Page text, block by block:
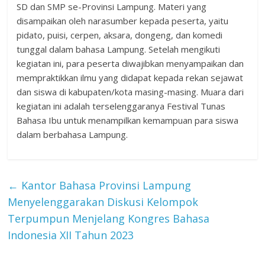
SD dan SMP se-Provinsi Lampung. Materi yang
disampaikan oleh narasumber kepada peserta, yaitu
pidato, puisi, cerpen, aksara, dongeng, dan komedi
tunggal dalam bahasa Lampung. Setelah mengikuti
kegiatan ini, para peserta diwajibkan menyampaikan dan
mempraktikkan ilmu yang didapat kepada rekan sejawat
dan siswa di kabupaten/kota masing-masing. Muara dari
kegiatan ini adalah terselenggaranya Festival Tunas
Bahasa Ibu untuk menampilkan kemampuan para siswa
dalam berbahasa Lampung.
← Kantor Bahasa Provinsi Lampung
Menyelenggarakan Diskusi Kelompok
Terpumpun Menjelang Kongres Bahasa
Indonesia XII Tahun 2023